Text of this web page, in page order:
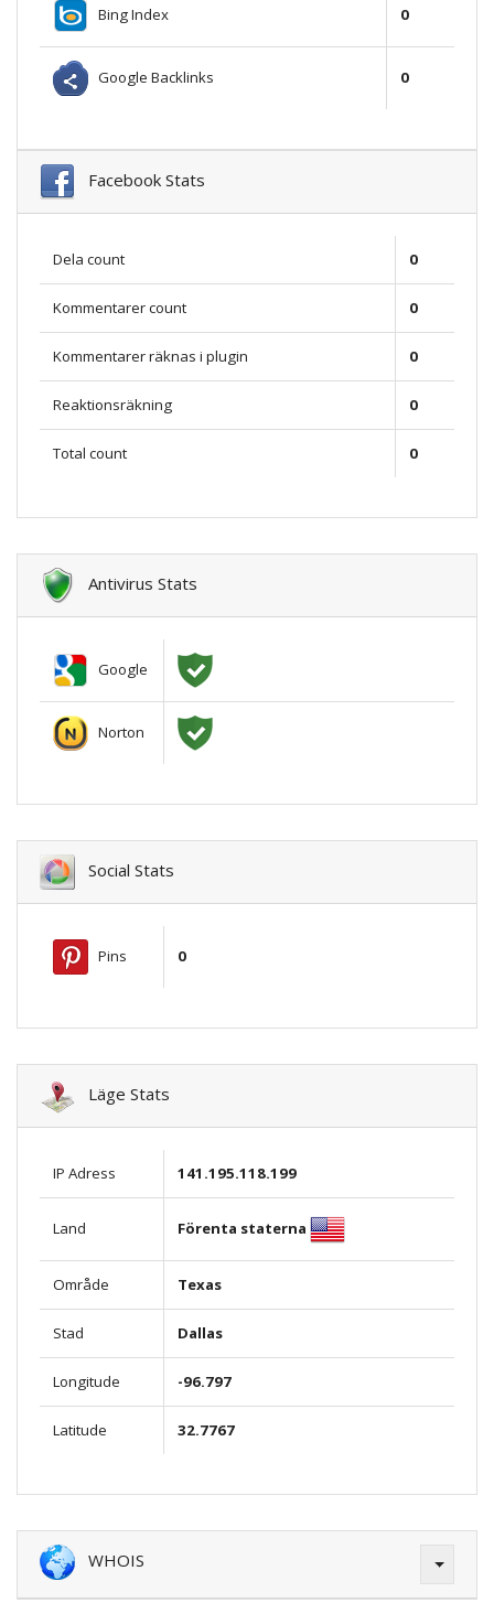
Bing Index 0
Google Backlinks 0
Facebook Stats
Dela count 0
Kommentarer count 0
Kommentarer räknas i plugin 0
Reaktionsräkning 0
Total count 0
Antivirus Stats
Google
Norton
Social Stats
Pins 0
Läge Stats
IP Adress 141.195.118.199
Land Förenta staterna
Område Texas
Stad Dallas
Longitude -96.797
Latitude 32.7767
WHOIS